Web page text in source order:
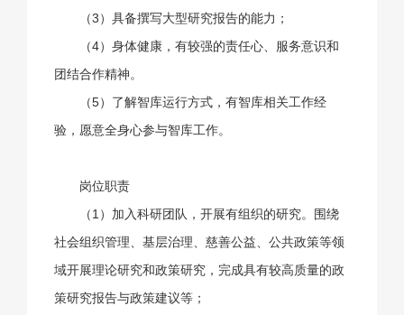
（3）具备撰写大型研究报告的能力；
（4）身体健康，有较强的责任心、服务意识和
团结合作精神。
（5）了解智库运行方式，有智库相关工作经
验，愿意全身心参与智库工作。
岗位职责
（1）加入科研团队，开展有组织的研究。围绕
社会组织管理、基层治理、慈善公益、公共政策等领
域开展理论研究和政策研究，完成具有较高质量的政
策研究报告与政策建议等；